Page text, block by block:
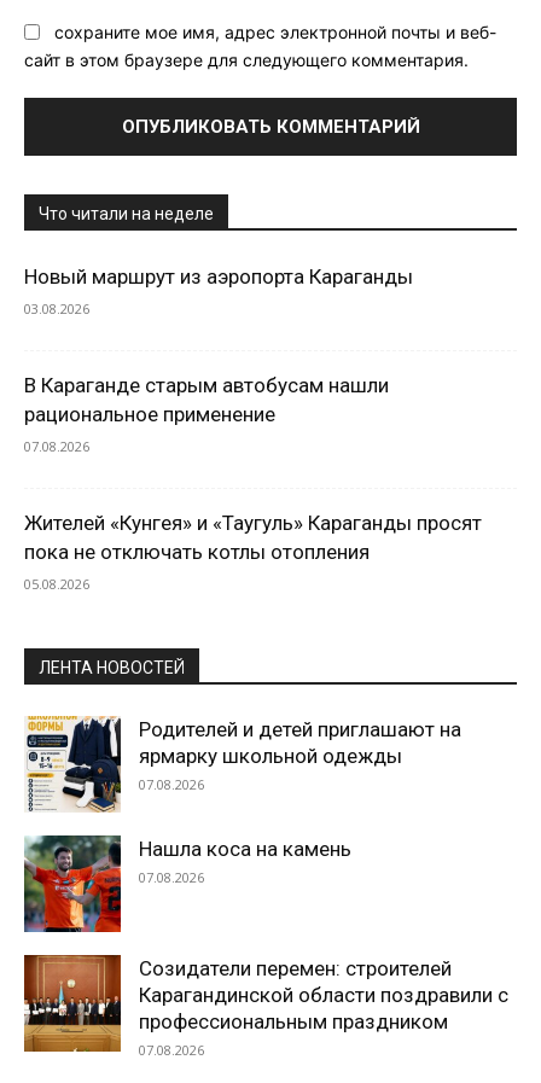
сохраните мое имя, адрес электронной почты и веб-
сайт в этом браузере для следующего комментария.
Что читали на неделе
Новый маршрут из аэропорта Караганды
03.08.2026
В Караганде старым автобусам нашли
рациональное применение
07.08.2026
Жителей «Кунгея» и «Таугуль» Караганды просят
пока не отключать котлы отопления
05.08.2026
ЛЕНТА НОВОСТЕЙ
Родителей и детей приглашают на
ярмарку школьной одежды
07.08.2026
Нашла коса на камень
07.08.2026
Созидатели перемен: строителей
Карагандинской области поздравили с
профессиональным праздником
07.08.2026